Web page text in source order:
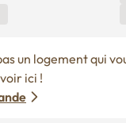
un logement qui
ici !